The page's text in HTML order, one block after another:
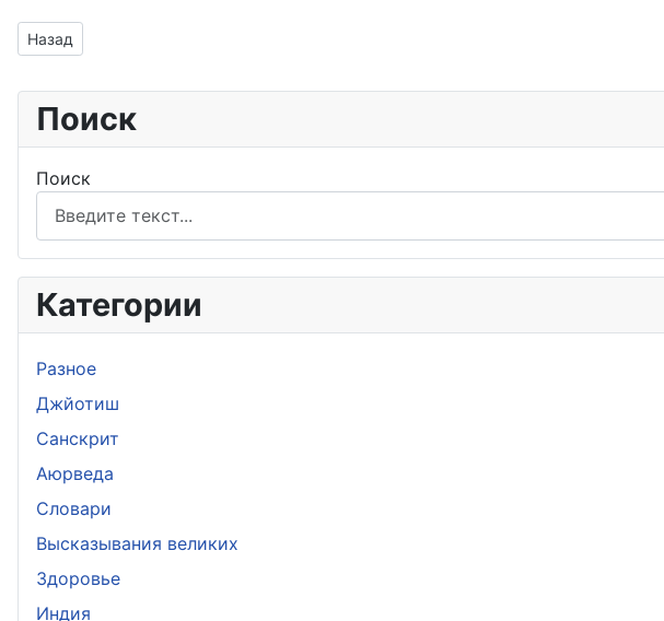
Предыдущий: Даша Марс - Меркурий
Назад
Поиск
Поиск
Категории
Разное
Джйотиш
Санскрит
Аюрведа
Словари
Высказывания великих
Здоровье
Индия